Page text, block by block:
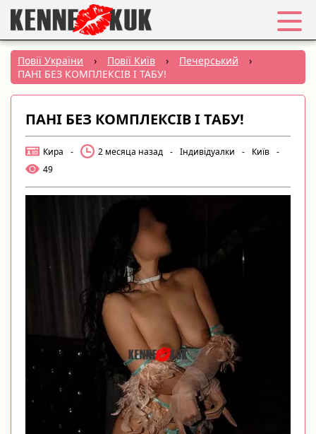
Обране
Вхід
Реєстрація
Міста:
РУС|
УКР
Створити оголошення
Повії України › Повії Київ › Печерський
›
ПАНІ БЕЗ КОМПЛЕКСІВ І ТАБУ!
ПАНІ БЕЗ КОМПЛЕКСІВ І ТАБУ!
Кира - 2 месяца назад - Індивідуалки - Київ -
49